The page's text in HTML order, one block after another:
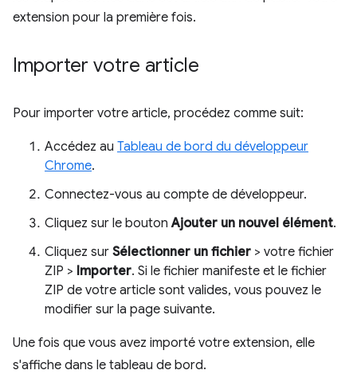
extension pour la première fois.
Importer votre article
Pour importer votre article, procédez comme suit:
Accédez au Tableau de bord du développeur
Chrome.
Connectez-vous au compte de développeur.
Cliquez sur le boutonAjouter un nouvel élément.
Cliquez sur Sélectionner un fichier > votre fichier
ZIP > Importer. Si le fichier manifeste et le fichier
ZIP de votre article sont valides, vous pouvez le
modifier sur la page suivante.
Une fois que vous avez importé votre extension, elle
s'affiche dans le tableau de bord.